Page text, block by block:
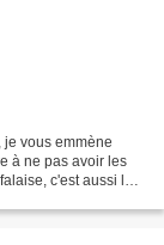
je vous emmène
à ne pas avoir les
c'est aussi le